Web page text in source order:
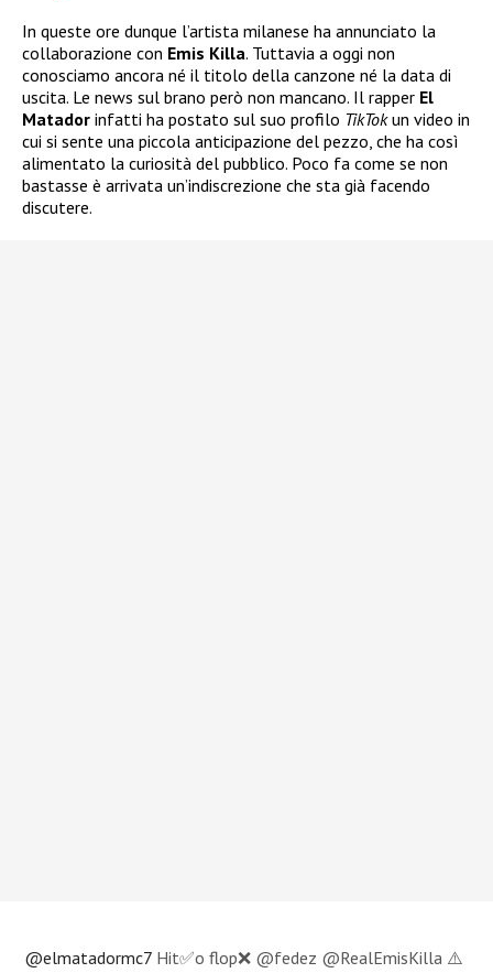
In queste ore dunque l’artista milanese ha annunciato la
collaborazione con Emis Killa. Tuttavia a oggi non
conosciamo ancora né il titolo della canzone né la data di
uscita. Le news sul brano però non mancano. Il rapper El
Matador infatti ha postato sul suo profilo TikTokun video in
cui si sente una piccola anticipazione del pezzo, che ha così
alimentato la curiosità del pubblico. Poco fa come se non
bastasse è arrivata un’indiscrezione che sta già facendo
discutere.
@elmatadormc7 Hit✅o flop❌ @fedez @RealEmisKilla ⚠️